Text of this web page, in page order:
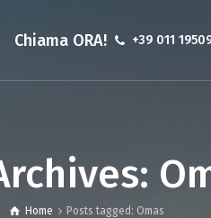
Chiama ORA! +39 011
assi Gantry
XY
Home Posts tagged: Omas